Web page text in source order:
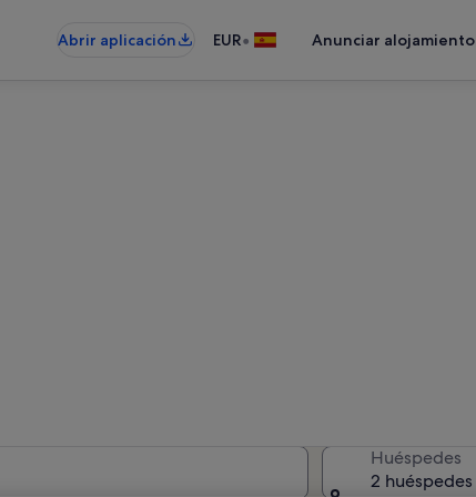
Abrir aplicación
EUR• Anunciar alojamiento
Huéspedes
2 huéspedes